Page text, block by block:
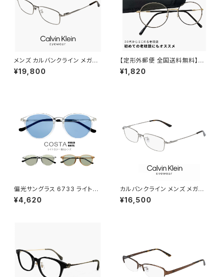
メンズ カルバンクライン メガネ
ck25120lb-021 CK25120LB
uvカット スクエア 型 男性 めが
¥19,800
【定形外郵便 全国送料無料】老
眼鏡 rd9099 おしゃれ レディ
ース メンズ ユニセックス モデル
在宅ワーク +1.00 +1.50 +2.0
0
¥1,820
偏光サングラス 6733 ライトカ
ラー レンズ サングラス アウトド
ア キャンプ 釣り 運転用 ドライ
¥4,620
カルバンクライン メンズ メガネ
ck21114a-008 calvin klein
眼鏡 ck21114a めがね カルバ
¥16,500